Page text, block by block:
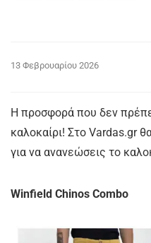
13 Φεβρουαρίου 2026
Η προσφορά που δεν
καλοκαίρι! Στο Vardas.gr
για να ανανεώσεις το
Winfield Chinos Combo